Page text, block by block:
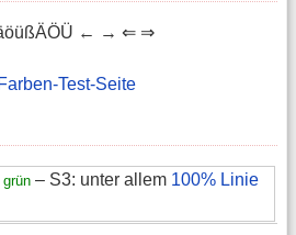
← → ⇐ ⇒
Farben-Test-Seite
grün – S3: unter allem 100% Linie